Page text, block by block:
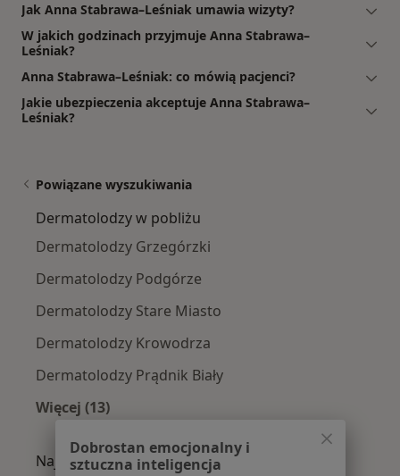
Jak Anna Stabrawa–Leśniak umawia wizyty?
W jakich godzinach przyjmuje Anna Stabrawa–
Leśniak?
Anna Stabrawa–Leśniak: co mówią pacjenci?
Jakie ubezpieczenia akceptuje Anna Stabrawa–
Leśniak?
Powiązane wyszukiwania
Dermatolodzy w pobliżu
Dermatolodzy Grzegórzki
Dermatolodzy Podgórze
Dermatolodzy Stare Miasto
Dermatolodzy Krowodrza
Dermatolodzy Prądnik Biały
Więcej (13)
Najczęście leczone choroby
Dobrostan emocjonalny i
sztuczna inteligencja